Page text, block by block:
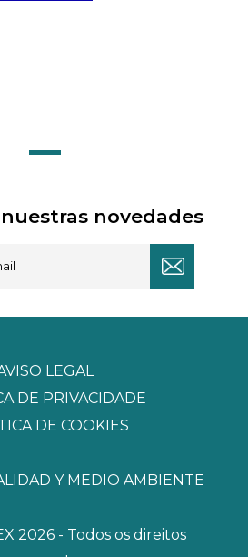
novedades
LEGAL
DE PRIVACIDADE
DE COOKIES
Y MEDIO AMBIENTE
2026 - Todos os direitos